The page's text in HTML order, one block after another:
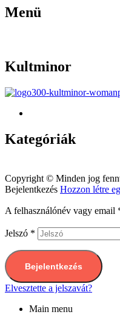
Menü
Kultminor
Kategóriák
Copyright © Minden jog
Bejelentkezés Hozzon létre
A felhasználónév vagy email
Jelszó *
Bejelentkezés
Elvesztette a jelszavát?
Main menu